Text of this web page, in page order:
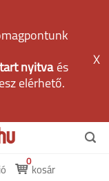
nyitvaés
elérhető.
X
kosár
0